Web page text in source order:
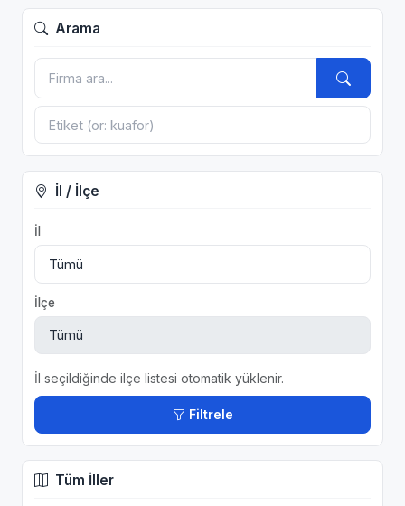
Arama
İl / İlçe
İl
İlçe
İl seçildiğinde ilçe listesi otomatik yüklenir.
Filtrele
Tüm İller